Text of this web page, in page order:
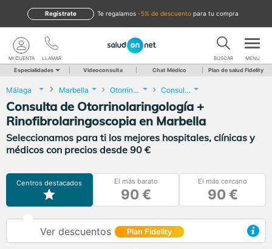
te regalamos -5% de descuento para tu compra
Regístrate
LLAMAR
MI CUENTA BUSCAR MENU
Especialidades Videoconsulta Chat Médico Plan de salud Fidelity
Málaga Marbella Otorrinolaringología Consulta de Otorrinolaringología + Rinofibrolaringoscopia
Consulta de Otorrinolaringología +
Rinofibrolaringoscopia en Marbella
Seleccionamos para ti los mejores hospitales, clínicas y
médicos con precios desde 90 €
Centros destacados El más barato
90 €
El más cercano
90 €
Ver descuentos Plan Fidelity